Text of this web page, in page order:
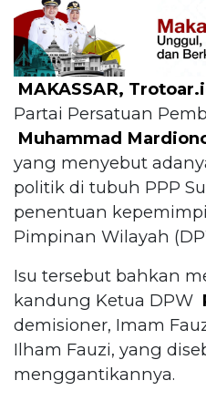
MAKASSAR,
Partai Persatuan
Muhammad
yang menyebut
politik di tubuh PPP
penentuan
Pimpinan Wilayah
Isu tersebut bahkan
kandung Ketua DPW
demisioner, Imam
Ilham Fauzi, yang
menggantikannya.